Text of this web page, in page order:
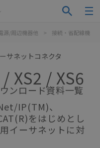
源/周辺機器他 > 接続・省配線機器
サネットコネクタ
/ XS2 / XS6
ンロード資料一覧
IP(TM)、
をはじめとし
イーサネットに対